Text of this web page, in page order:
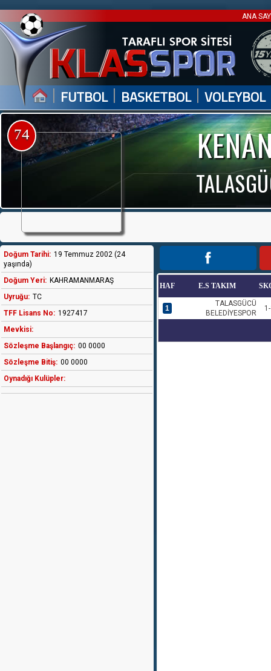
ANA
| FUTBOL | BASKETBOL | VOLEYBOL
74
Doğum Tarihi: 19 Temmuz 2002 (24
yaşında)
Doğum Yeri: KAHRAMANMARAŞ
Uyruğu: TC
TFF Lisans No: 1927417
Mevkisi:
Sözleşme Başlangıç: 00 0000
Sözleşme Bitiş: 00 0000
Oynadığı Kulüpler:
HAF E.S TAKIM
1
TALASGÜCÜ
BELEDİYESPOR